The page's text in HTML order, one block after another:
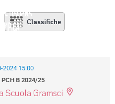
Classifiche
2024 15:00
PCH B 2024/25
Scuola Gramsci